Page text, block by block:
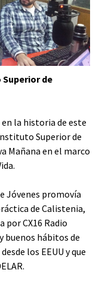
de
la historia de este
Superior de
Mañana en el marco
Jóvenes promovía
de Calistenia,
CX16 Radio
buenos hábitos de
los EEUU y que